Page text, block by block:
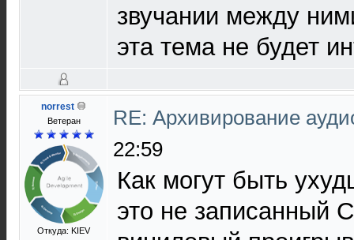
звучании между
эта тема не будет
norrest
Ветеран
Откуда: KIEV
RE: Архивирование
22:59
Как могут быть
это не записанный